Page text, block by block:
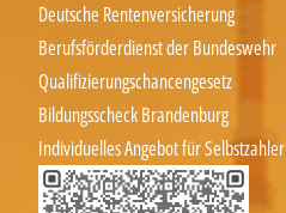
Deutsche Rentenversicherung
Berufsförderdienst der Bundeswehr
Qualifizierungschancengesetz
Bildungsscheck Brandenburg
Individuelles Angebot für Selbstzahler